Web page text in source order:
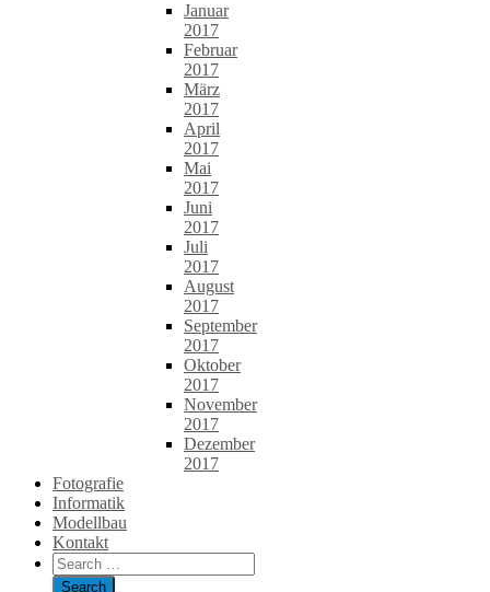
Januar
2017
Februar
2017
März
2017
April
2017
Mai
2017
Juni
2017
Juli
2017
August
2017
September
2017
Oktober
2017
November
2017
Dezember
2017
Fotografie
Informatik
Modellbau
Kontakt
Search
for: